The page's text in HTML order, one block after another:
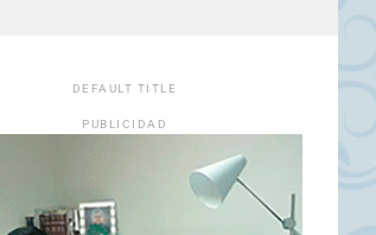
DEFAULT TITLE
PUBLICIDAD